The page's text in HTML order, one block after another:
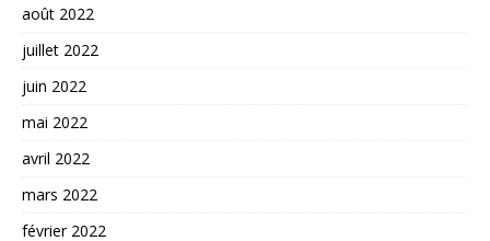
août 2022
juillet 2022
juin 2022
mai 2022
avril 2022
mars 2022
février 2022